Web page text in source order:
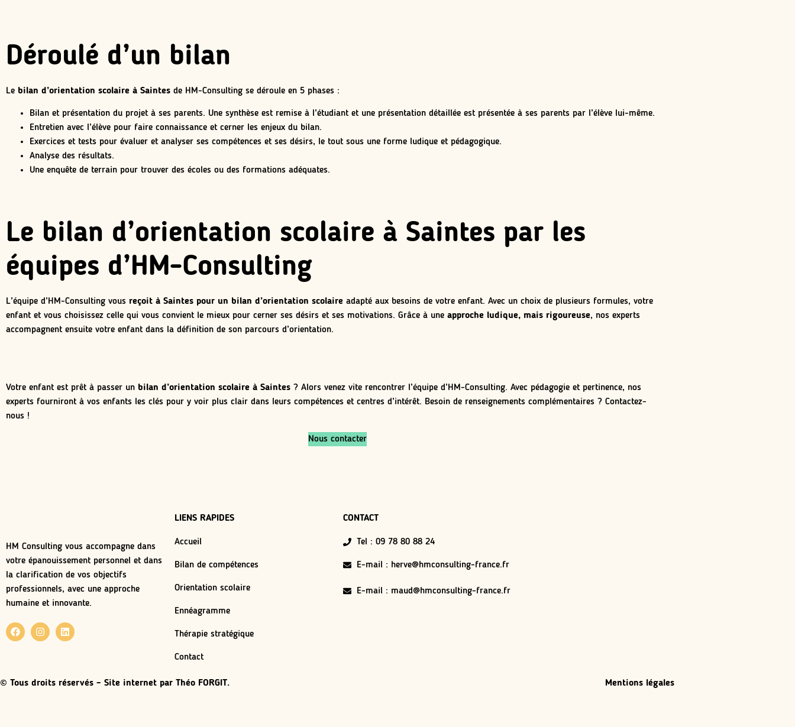
Déroulé d’un bilan
Le bilan d’orientation scolaire à Saintes de HM-Consulting se déroule en 5 phases :
Bilan et présentation du projet à ses parents. Une synthèse est remise à l’étudiant et une présentation détaillée est présentée à ses parents par l’élève lui-même.
Entretien avec l’élève pour faire connaissance et cerner les enjeux du bilan.
Exercices et tests pour évaluer et analyser ses compétences et ses désirs, le tout sous une forme ludique et pédagogique.
Analyse des résultats.
Une enquête de terrain pour trouver des écoles ou des formations adéquates.
Le bilan d’orientation scolaire à Saintes par les
équipes d’HM-Consulting
L’équipe d’HM-Consulting vous reçoit à Saintes pour un bilan d’orientation scolaire adapté aux besoins de votre enfant. Avec un choix de plusieurs formules, votre
enfant et vous choisissez celle qui vous convient le mieux pour cerner ses désirs et ses motivations. Grâce à une approche ludique, mais rigoureuse, nos experts
accompagnent ensuite votre enfant dans la définition de son parcours d’orientation.
Votre enfant est prêt à passer un bilan d’orientation scolaire à Saintes ? Alors venez vite rencontrer l’équipe d’HM-Consulting. Avec pédagogie et pertinence, nos
experts fourniront à vos enfants les clés pour y voir plus clair dans leurs compétences et centres d’intérêt. Besoin de renseignements complémentaires ? Contactez-
nous !
Nous contacter
HM Consulting vous accompagne dans
votre épanouissement personnel et dans
la clarification de vos objectifs
professionnels, avec une approche
humaine et innovante.
LIENS RAPIDES
Accueil
Bilan de compétences
Orientation scolaire
Ennéagramme
Thérapie stratégique
Contact
CONTACT
Tel : 09 78 80 88 24
E-mail : herve@hmconsulting-france.fr
E-mail : maud@hmconsulting-france.fr
© Tous droits réservés – Site internet par Théo FORGIT. Mentions légales